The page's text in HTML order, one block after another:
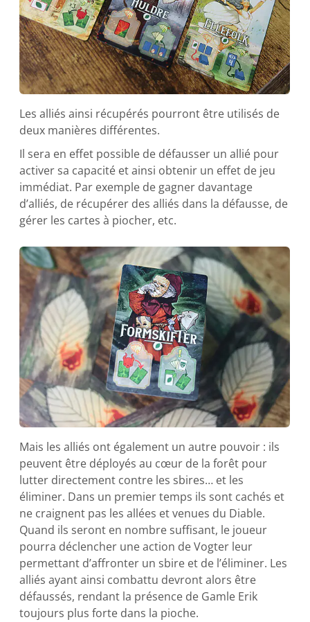
Les alliés ainsi récupérés pourront être utilisés de
deux manières différentes.
Il sera en effet possible de défausser un allié pour
activer sa capacité et ainsi obtenir un effet de jeu
immédiat. Par exemple de gagner davantage
d’alliés, de récupérer des alliés dans la défausse, de
gérer les cartes à piocher, etc.
Mais les alliés ont également un autre pouvoir : ils
peuvent être déployés au cœur de la forêt pour
lutter directement contre les sbires… et les
éliminer. Dans un premier temps ils sont cachés et
ne craignent pas les allées et venues du Diable.
Quand ils seront en nombre suffisant, le joueur
pourra déclencher une action de Vogter leur
permettant d’affronter un sbire et de l’éliminer. Les
alliés ayant ainsi combattu devront alors être
défaussés, rendant la présence de Gamle Erik
toujours plus forte dans la pioche.